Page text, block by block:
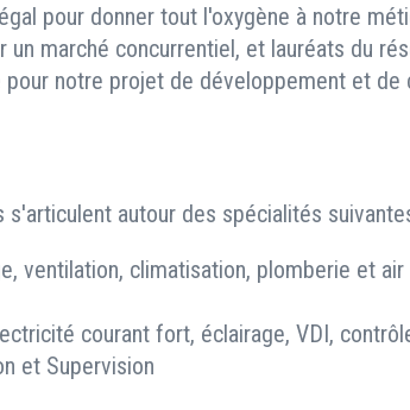
pour donner tout l'oxygène à notre
un marché concurrentiel, et lauréats du
pour notre projet de développement et de
s'articulent autour des spécialités
ventilation, climatisation, plomberie et
courant fort, éclairage, VDI,
et Supervision